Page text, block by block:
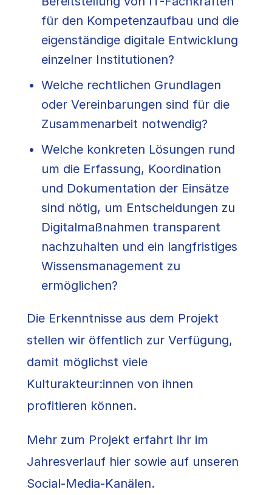
für den Kompetenzaufbau und die
eigenständige digitale Entwicklung
einzelner Institutionen?
Welche rechtlichen Grundlagen
oder Vereinbarungen sind für die
Zusammenarbeit notwendig?
Welche konkreten Lösungen rund
um die Erfassung, Koordination
und Dokumentation der Einsätze
sind nötig, um Entscheidungen zu
Digitalmaßnahmen transparent
nachzuhalten und ein langfristiges
Wissensmanagement zu
ermöglichen?
Die Erkenntnisse aus dem Projekt
stellen wir öffentlich zur Verfügung,
damit möglichst viele
Kulturakteur:innen von ihnen
profitieren können.
Mehr zum Projekt erfahrt ihr im
Jahresverlauf hier sowie auf unseren
Social-Media-Kanälen.